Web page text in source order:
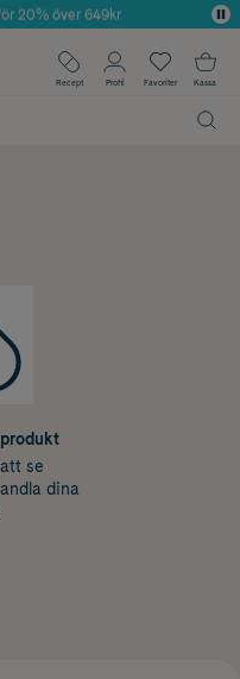
Skönhet
20% över 649kr
köp*
Recept Profil Favoriter Kassa
se
dina